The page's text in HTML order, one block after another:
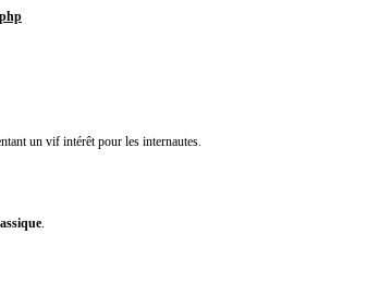
un vif intérêt pour les internautes.
.